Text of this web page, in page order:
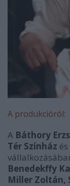
A produkcióról:
A Báthory
Tér Színház és
Benedekffy
Miller Zoltán,